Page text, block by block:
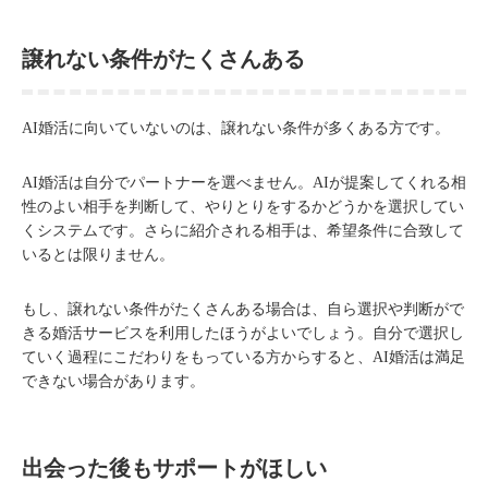
譲れない条件がたくさんある
AI婚活に向いていないのは、譲れない条件が多くある方です。
AI婚活は自分でパートナーを選べません。AIが提案してくれる相
性のよい相手を判断して、やりとりをするかどうかを選択してい
くシステムです。さらに紹介される相手は、希望条件に合致して
いるとは限りません。
もし、譲れない条件がたくさんある場合は、自ら選択や判断がで
きる婚活サービスを利用したほうがよいでしょう。自分で選択し
ていく過程にこだわりをもっている方からすると、AI婚活は満足
できない場合があります。
出会った後もサポートがほしい